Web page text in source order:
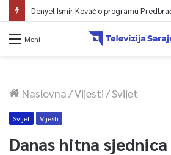
Meni
Naslovna/Vijesti/Svijet
Svijet Vijesti
Danas hitna